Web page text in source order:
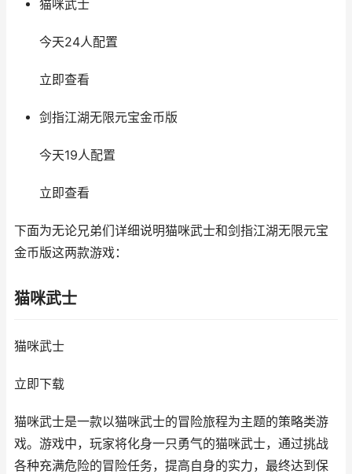
猫咪武士
今天24人配置
立即查看
剑指江湖无限元宝金币版
今天19人配置
立即查看
下面为无论兄弟们详细说明猫咪武士和剑指江湖无限元宝
金币版这两款游戏：
猫咪武士
猫咪武士
立即下载
猫咪武士是一款以猫咪武士的冒险旅程为主题的策略类游
戏。游戏中，玩家将化身一只勇气的猫咪武士，通过挑战
各种充满危险的冒险任务，提高自身的实力，最终达到保